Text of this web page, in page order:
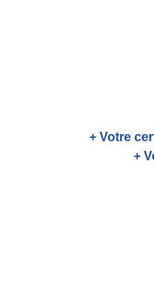
+ Votre
+